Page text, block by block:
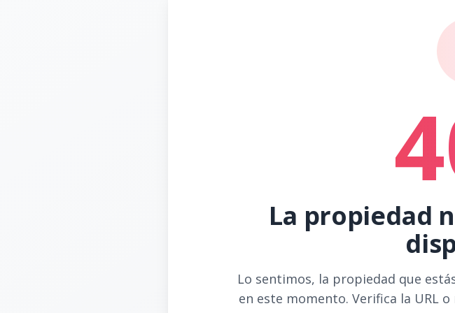
La propiedad
Lo sentimos, la propiedad que
en este momento. Verifica la URL